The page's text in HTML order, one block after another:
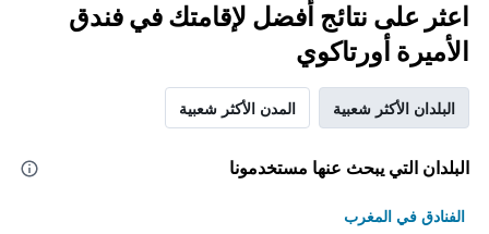
اعثر على نتائج أفضل لإقامتك في فندق
الأميرة أورتاكوي
البلدان الأكثر شعبية المدن الأكثر شعبية
البلدان التي يبحث عنها مستخدمونا
الفنادق في المغرب